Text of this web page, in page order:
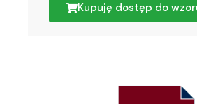
Kupuję dostęp do